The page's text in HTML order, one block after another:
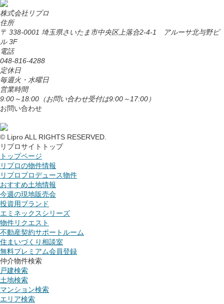
株式会社リプロ
住所
〒 338-0001 埼玉県さいたま市中央区上落合2-4-1 アルーサ北与野ビ
ル 3F
電話
048-816-4288
定休日
毎週火・水曜日
営業時間
9:00～18:00 （お問い合わせ受付は9:00～17:00）
お問い合わせ
© Lipro ALL RIGHTS RESERVED.
リプロサイトトップ
トップページ
リプロの物件情報
リプロプロデュース物件
おすすめ土地情報
今週の現地販売会
投資用ブランド
エミネックスシリーズ
物件リクエスト
不動産契約サポートルーム
住まいづくり相談室
無料プレミアム会員登録
仲介物件検索
戸建検索
土地検索
マンション検索
エリア検索